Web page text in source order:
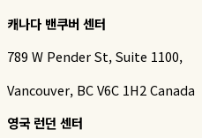
캐나다 밴쿠버 센터
789 W Pender St, Suite 1100,
Vancouver, BC V6C 1H2 Canada
영국 런던 센터